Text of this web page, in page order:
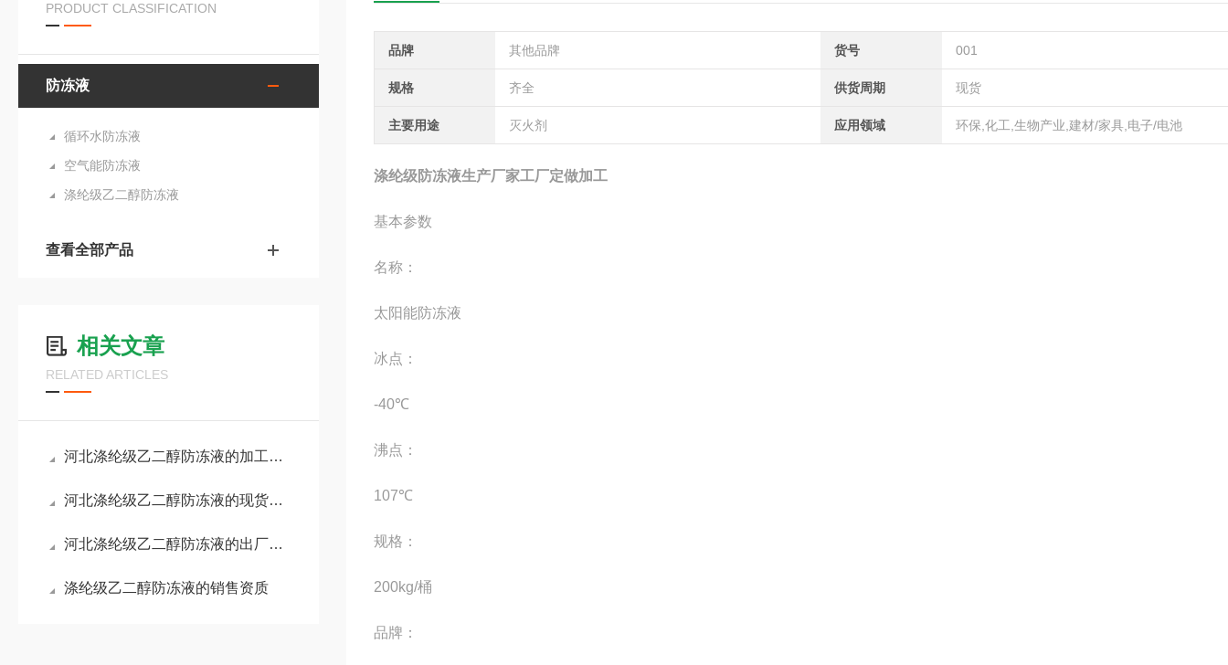
PRODUCT CLASSIFICATION
防冻液
循环水防冻液
空气能防冻液
涤纶级乙二醇防冻液
查看全部产品
相关文章
RELATED ARTICLES
河北涤纶级乙二醇防冻液的加工与定做
河北涤纶级乙二醇防冻液的现货和品质
河北涤纶级乙二醇防冻液的出厂资质
涤纶级乙二醇防冻液的销售资质
品牌 其他品牌 货号 001
规格 齐全 供货周期 现货
主要用途 灭火剂 应用领域 环保,化工,生物产业,建材/家具,电子/电池
涤纶级防冻液生产厂家工厂定做加工
基本参数
名称：
太阳能防冻液
冰点：
-40℃
沸点：
107℃
规格：
200kg/桶
品牌：